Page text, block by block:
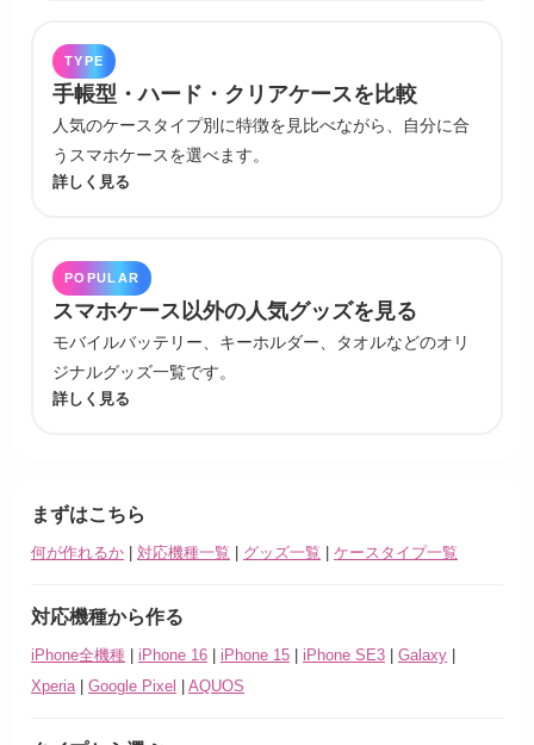
TYPE
手帳型・ハード・クリアケースを比較
人気のケースタイプ別に特徴を見比べながら、自分に合
うスマホケースを選べます。
詳しく見る
POPULAR
スマホケース以外の人気グッズを見る
モバイルバッテリー、キーホルダー、タオルなどのオリ
ジナルグッズ一覧です。
詳しく見る
まずはこちら
何が作れるか 対応機種一覧 グッズ一覧 ケースタイプ一覧
対応機種から作る
iPhone全機種 iPhone 16 iPhone 15 iPhone SE3 Galaxy
Xperia| Google Pixel AQUOS